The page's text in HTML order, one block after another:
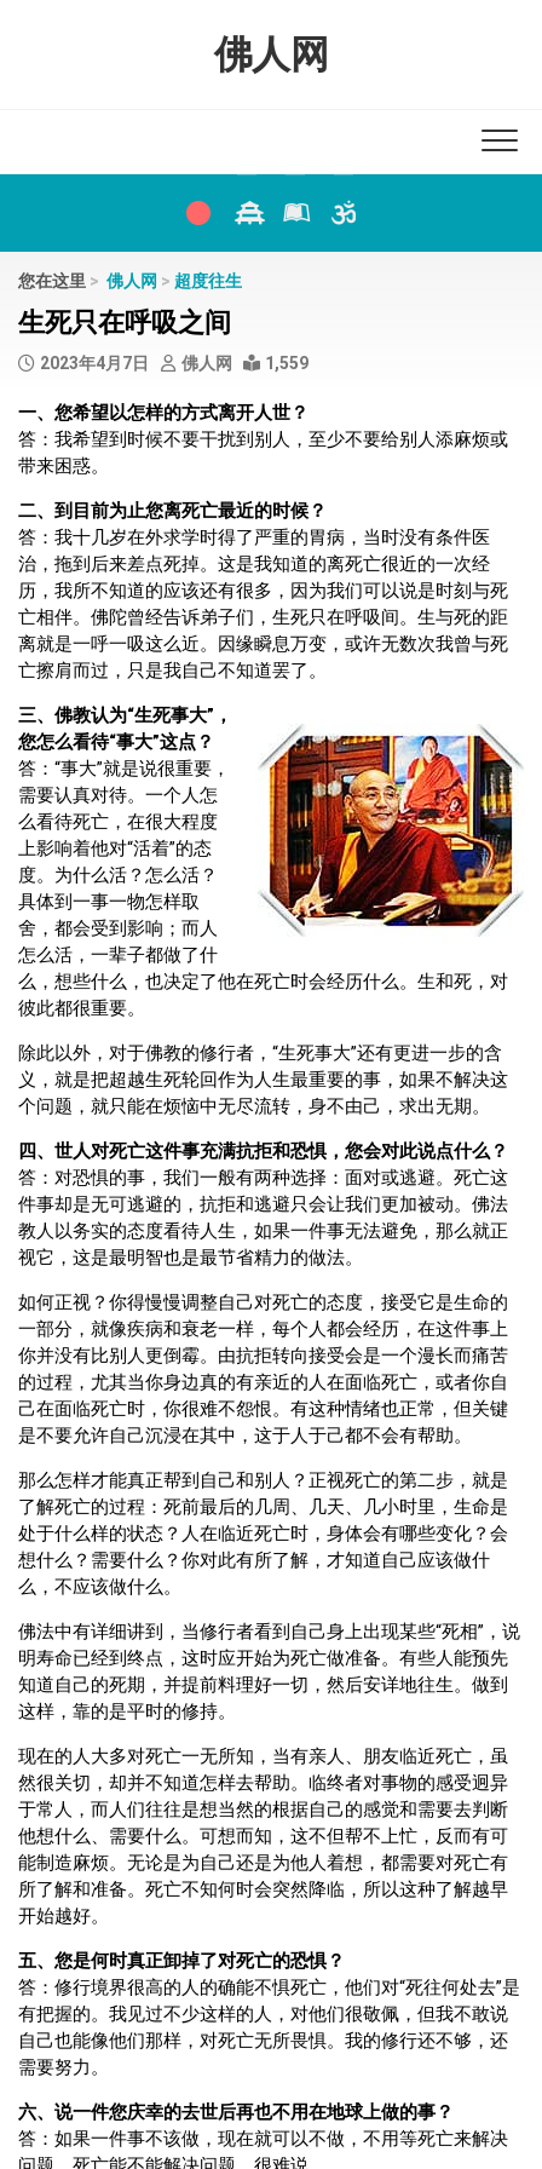
佛人网
您在这里 > 佛人网 > 超度往生
生死只在呼吸之间
2023年4月7日 佛人网 1,559
一、您希望以怎样的方式离开人世？
答：我希望到时候不要干扰到别人，至少不要给别人添麻烦或
带来困惑。
二、到目前为止您离死亡最近的时候？
答：我十几岁在外求学时得了严重的胃病，当时没有条件医
治，拖到后来差点死掉。这是我知道的离死亡很近的一次经
历，我所不知道的应该还有很多，因为我们可以说是时刻与死
亡相伴。佛陀曾经告诉弟子们，生死只在呼吸间。生与死的距
离就是一呼一吸这么近。因缘瞬息万变，或许无数次我曾与死
亡擦肩而过，只是我自己不知道罢了。
三、佛教认为“生死事大”，
您怎么看待“事大”这点？
答：“事大”就是说很重要，
需要认真对待。一个人怎
么看待死亡，在很大程度
上影响着他对“活着”的态
度。为什么活？怎么活？
具体到一事一物怎样取
舍，都会受到影响；而人
怎么活，一辈子都做了什
么，想些什么，也决定了他在死亡时会经历什么。生和死，对
彼此都很重要。
除此以外，对于佛教的修行者，“生死事大”还有更进一步的含
义，就是把超越生死轮回作为人生最重要的事，如果不解决这
个问题，就只能在烦恼中无尽流转，身不由己，求出无期。
四、世人对死亡这件事充满抗拒和恐惧，您会对此说点什么？
答：对恐惧的事，我们一般有两种选择：面对或逃避。死亡这
件事却是无可逃避的，抗拒和逃避只会让我们更加被动。佛法
教人以务实的态度看待人生，如果一件事无法避免，那么就正
视它，这是最明智也是最节省精力的做法。
如何正视？你得慢慢调整自己对死亡的态度，接受它是生命的
一部分，就像疾病和衰老一样，每个人都会经历，在这件事上
你并没有比别人更倒霉。由抗拒转向接受会是一个漫长而痛苦
的过程，尤其当你身边真的有亲近的人在面临死亡，或者你自
己在面临死亡时，你很难不怨恨。有这种情绪也正常，但关键
是不要允许自己沉浸在其中，这于人于己都不会有帮助。
那么怎样才能真正帮到自己和别人？正视死亡的第二步，就是
了解死亡的过程：死前最后的几周、几天、几小时里，生命是
处于什么样的状态？人在临近死亡时，身体会有哪些变化？会
想什么？需要什么？你对此有所了解，才知道自己应该做什
么，不应该做什么。
佛法中有详细讲到，当修行者看到自己身上出现某些“死相”，说
明寿命已经到终点，这时应开始为死亡做准备。有些人能预先
知道自己的死期，并提前料理好一切，然后安详地往生。做到
这样，靠的是平时的修持。
现在的人大多对死亡一无所知，当有亲人、朋友临近死亡，虽
然很关切，却并不知道怎样去帮助。临终者对事物的感受迥异
于常人，而人们往往是想当然的根据自己的感觉和需要去判断
他想什么、需要什么。可想而知，这不但帮不上忙，反而有可
能制造麻烦。无论是为自己还是为他人着想，都需要对死亡有
所了解和准备。死亡不知何时会突然降临，所以这种了解越早
开始越好。
五、您是何时真正卸掉了对死亡的恐惧？
答：修行境界很高的人的确能不惧死亡，他们对“死往何处去”是
有把握的。我见过不少这样的人，对他们很敬佩，但我不敢说
自己也能像他们那样，对死亡无所畏惧。我的修行还不够，还
需要努力。
六、说一件您庆幸的去世后再也不用在地球上做的事？
答：如果一件事不该做，现在就可以不做，不用等死亡来解决